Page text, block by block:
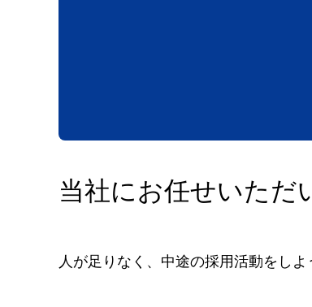
当社にお任せいただ
人が足りなく、中途の採用活動をし